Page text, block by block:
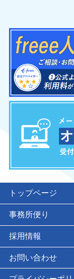
トップページ
事務所便り
採用情報
お問い合わせ